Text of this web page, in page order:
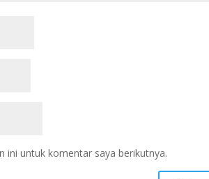
ini untuk komentar saya berikutnya.